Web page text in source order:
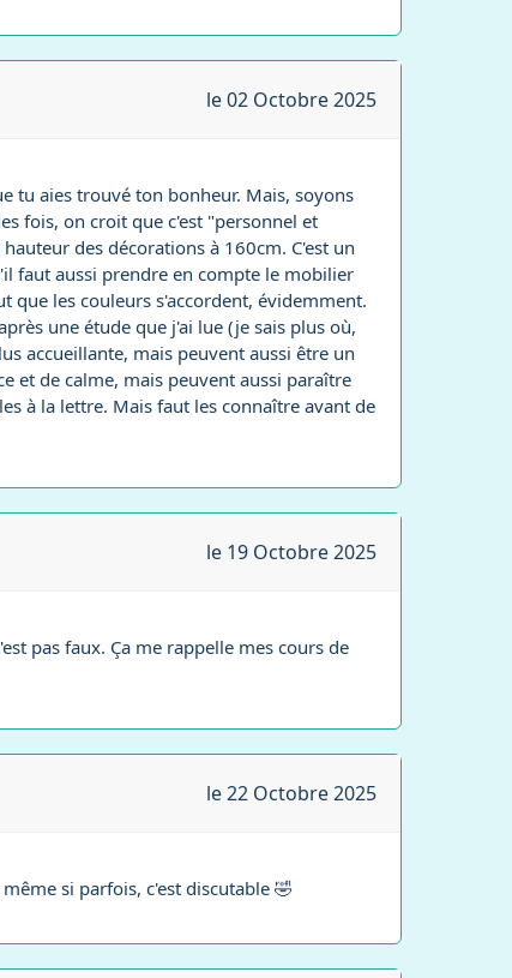
le 02 Octobre 2025
tu aies trouvé ton bonheur. Mais, soyons
fois, on croit que c'est "personnel et
des décorations à 160cm. C'est un
faut aussi prendre en compte le mobilier
que les couleurs s'accordent, évidemment.
une étude que j'ai lue (je sais plus où,
accueillante, mais peuvent aussi être un
et de calme, mais peuvent aussi paraître
à la lettre. Mais faut les connaître avant de
le 19 Octobre 2025
pas faux. Ça me rappelle mes cours de
le 22 Octobre 2025
si parfois, c'est discutable 🤣